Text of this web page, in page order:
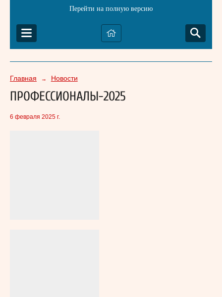
Перейти на полную версию
Главная → Новости
ПРОФЕССИОНАЛЫ-2025
6 февраля 2025 г.